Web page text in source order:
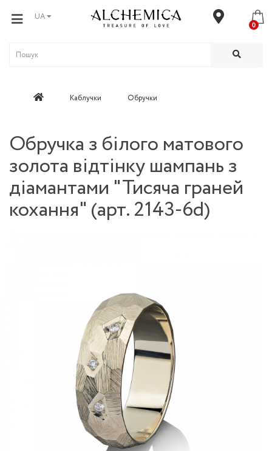
UA
0
Каблучки Обручки
Обручка з білого матового
золота відтінку шампань з
діамантами "Тисяча граней
кохання" (арт. 2143-6d)